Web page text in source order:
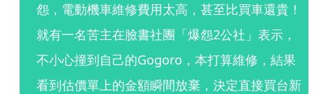
怨，電動機車維修費用太高，甚至比買車還貴！
就有一名苦主在臉書社團「爆怨2公社」表示，
不小心撞到自己的Gogoro，本打算維修，結果
看到估價單上的金額瞬間放棄，決定直接買台新